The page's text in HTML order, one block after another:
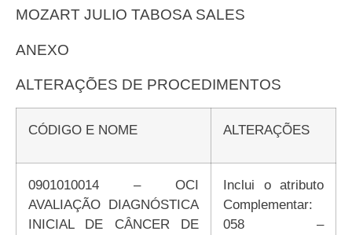
MOZART JULIO TABOSA SALES
ANEXO
ALTERAÇÕES DE PROCEDIMENTOS
CÓDIGO E NOME ALTERAÇÕES
0901010014 – OCI
AVALIAÇÃO DIAGNÓSTICA
INICIAL DE CÂNCER DE
Inclui o atributo
Complementar:
058 –